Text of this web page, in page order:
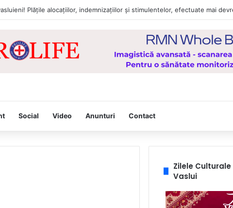
Icoana făcătoare de minuni a Maicii Domnului, de la Mănăstirea Hadâmbu
Social Video Anunturi Contact
Zilele
Vaslui